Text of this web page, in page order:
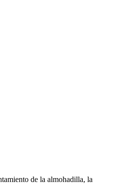
de la almohadilla, la